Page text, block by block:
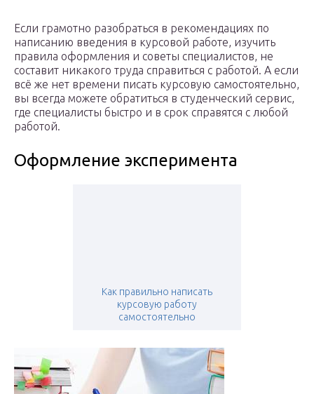
Если грамотно разобраться в рекомендациях по
написанию введения в курсовой работе, изучить
правила оформления и советы специалистов, не
составит никакого труда справиться с работой. А если
всё же нет времени писать курсовую самостоятельно,
вы всегда можете обратиться в студенческий сервис,
где специалисты быстро и в срок справятся с любой
работой.
Оформление эксперимента
Как правильно написать
курсовую работу
самостоятельно